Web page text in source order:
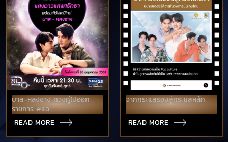
บาส-หลงชาง ควงคู่ไปออก
รายการ #แฉ
READ MORE
จากกระแสรองสู่กระแสหลัก
READ MORE